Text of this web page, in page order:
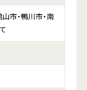
市・鴨川市・南